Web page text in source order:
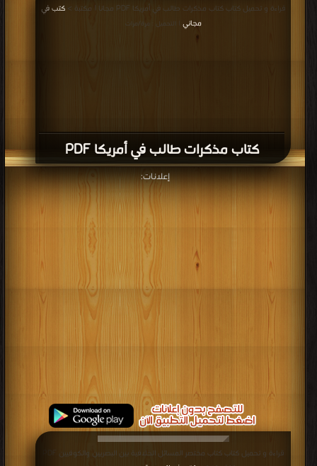
كتاب مذكرات طالب في أمريكا PDF
قراءة و تحميل كتاب كتاب مذكرات طالب في أمريكا PDF مجانا | مكتبة >
كتب في
مجاني | التحميل : مرة/مرات
إعلانات: